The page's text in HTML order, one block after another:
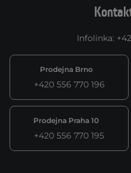
Infolinka:
Prodejna Brno
+420 556 770 196
Prodejna Praha 10
+420 556 770 195